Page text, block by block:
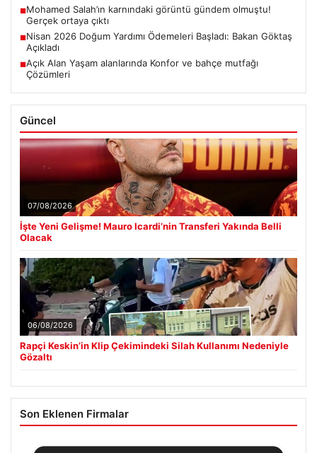
■Mohamed Salah’ın karnındaki görüntü gündem olmuştu!
Gerçek ortaya çıktı
■Nisan 2026 Doğum Yardımı Ödemeleri Başladı: Bakan Göktaş
Açıkladı
■Açık Alan Yaşam alanlarında Konfor ve bahçe mutfağı
Çözümleri
Güncel
07/08/2026
İşte Yeni Gelişme! Mauro Icardi’nin Transferi Yakında Belli
Olacak
06/08/2026
Rapçi Keskin’in Klip Çekimindeki Silah Kullanımı Nedeniyle
Gözaltı
Son Eklenen Firmalar